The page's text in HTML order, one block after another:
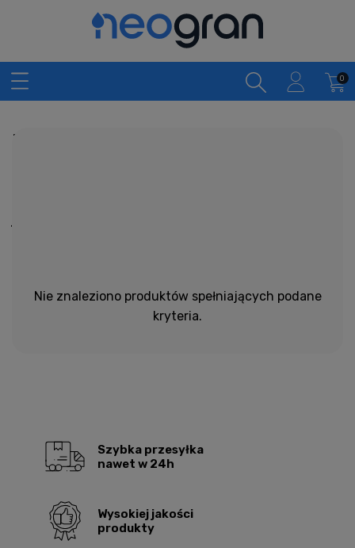
Zlewozmywaki
Nie znaleziono produktów spełniających podane
kryteria.
Szybka przesyłka
nawet w 24h
Wysokiej jakości
produkty